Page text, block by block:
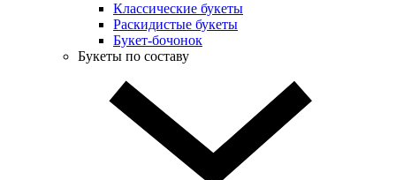
Классические букеты
Раскидистые букеты
Букет-бочонок
Букеты по составу